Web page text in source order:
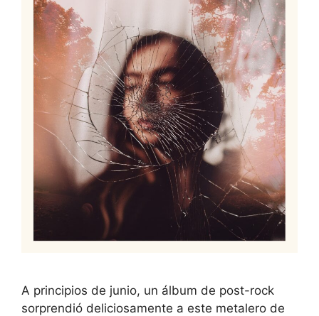
A principios de junio, un álbum de post-rock
sorprendió deliciosamente a este metalero de